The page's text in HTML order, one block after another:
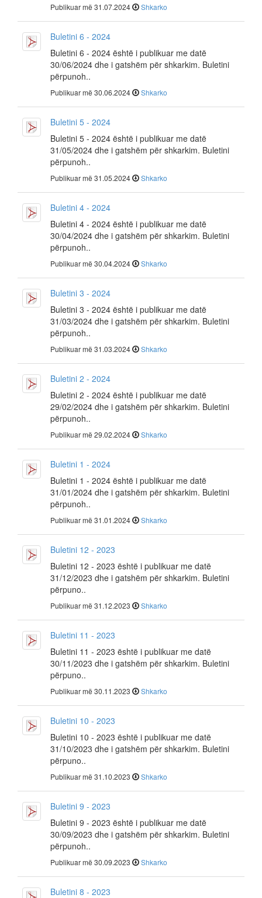
Publikuar më 31.07.2024 Shkarko
Buletini 6 - 2024
Buletini 6 - 2024 është i publikuar me datë
30/06/2024 dhe i gatshëm për shkarkim. Buletini
përpunoh..
Publikuar më 30.06.2024 Shkarko
Buletini 5 - 2024
Buletini 5 - 2024 është i publikuar me datë
31/05/2024 dhe i gatshëm për shkarkim. Buletini
përpunoh..
Publikuar më 31.05.2024 Shkarko
Buletini 4 - 2024
Buletini 4 - 2024 është i publikuar me datë
30/04/2024 dhe i gatshëm për shkarkim. Buletini
përpunoh..
Publikuar më 30.04.2024 Shkarko
Buletini 3 - 2024
Buletini 3 - 2024 është i publikuar me datë
31/03/2024 dhe i gatshëm për shkarkim. Buletini
përpunoh..
Publikuar më 31.03.2024 Shkarko
Buletini 2 - 2024
Buletini 2 - 2024 është i publikuar me datë
29/02/2024 dhe i gatshëm për shkarkim. Buletini
përpunoh..
Publikuar më 29.02.2024 Shkarko
Buletini 1 - 2024
Buletini 1 - 2024 është i publikuar me datë
31/01/2024 dhe i gatshëm për shkarkim. Buletini
përpunoh..
Publikuar më 31.01.2024 Shkarko
Buletini 12 - 2023
Buletini 12 - 2023 është i publikuar me datë
31/12/2023 dhe i gatshëm për shkarkim. Buletini
përpuno..
Publikuar më 31.12.2023 Shkarko
Buletini 11 - 2023
Buletini 11 - 2023 është i publikuar me datë
30/11/2023 dhe i gatshëm për shkarkim. Buletini
përpuno..
Publikuar më 30.11.2023 Shkarko
Buletini 10 - 2023
Buletini 10 - 2023 është i publikuar me datë
31/10/2023 dhe i gatshëm për shkarkim. Buletini
përpuno..
Publikuar më 31.10.2023 Shkarko
Buletini 9 - 2023
Buletini 9 - 2023 është i publikuar me datë
30/09/2023 dhe i gatshëm për shkarkim. Buletini
përpunoh..
Publikuar më 30.09.2023 Shkarko
Buletini 8 - 2023